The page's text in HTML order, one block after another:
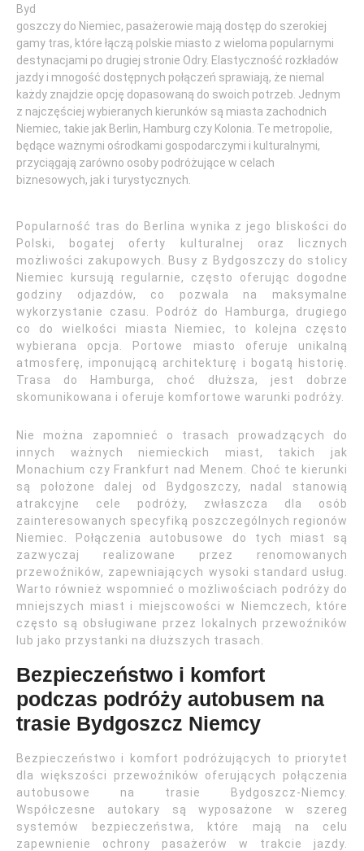
Byd
goszczy do Niemiec, pasażerowie mają dostęp do szerokiej
gamy tras, które łączą polskie miasto z wieloma popularnymi
destynacjami po drugiej stronie Odry. Elastyczność rozkładów
jazdy i mnogość dostępnych połączeń sprawiają, że niemal
każdy znajdzie opcję dopasowaną do swoich potrzeb. Jednym
z najczęściej wybieranych kierunków są miasta zachodnich
Niemiec, takie jak Berlin, Hamburg czy Kolonia. Te metropolie,
będące ważnymi ośrodkami gospodarczymi i kulturalnymi,
przyciągają zarówno osoby podróżujące w celach
biznesowych, jak i turystycznych.
Popularność tras do Berlina wynika z jego bliskości do
Polski, bogatej oferty kulturalnej oraz licznych
możliwości zakupowych. Busy z Bydgoszczy do stolicy
Niemiec kursują regularnie, często oferując dogodne
godziny odjazdów, co pozwala na maksymalne
wykorzystanie czasu. Podróż do Hamburga, drugiego
co do wielkości miasta Niemiec, to kolejna często
wybierana opcja. Portowe miasto oferuje unikalną
atmosferę, imponującą architekturę i bogatą historię.
Trasa do Hamburga, choć dłuższa, jest dobrze
skomunikowana i oferuje komfortowe warunki podróży.
Nie można zapomnieć o trasach prowadzących do
innych ważnych niemieckich miast, takich jak
Monachium czy Frankfurt nad Menem. Choć te kierunki
są położone dalej od Bydgoszczy, nadal stanowią
atrakcyjne cele podróży, zwłaszcza dla osób
zainteresowanych specyfiką poszczególnych regionów
Niemiec. Połączenia autobusowe do tych miast są
zazwyczaj realizowane przez renomowanych
przewoźników, zapewniających wysoki standard usług.
Warto również wspomnieć o możliwościach podróży do
mniejszych miast i miejscowości w Niemczech, które
często są obsługiwane przez lokalnych przewoźników
lub jako przystanki na dłuższych trasach.
Bezpieczeństwo i komfort
podczas podróży autobusem na
trasie Bydgoszcz Niemcy
Bezpieczeństwo i komfort podróżujących to priorytet
dla większości przewoźników oferujących połączenia
autobusowe na trasie Bydgoszcz-Niemcy.
Współczesne autokary są wyposażone w szereg
systemów bezpieczeństwa, które mają na celu
zapewnienie ochrony pasażerów w trakcie jazdy.